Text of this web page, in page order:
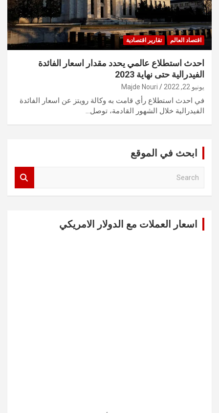
اقتصاد العالم تقارير اقتصادية
احدث استطلاع عالمي يحدد مقدار اسعار الفائدة
الفيدرالية حتى نهاية 2023
يونيو 22, 2022 Majde Nouri
في احدث استطلاع رأي قامت به وكالة رويتز عن اسعار الفائدة
الفيدرالية خلال الشهور القادمة، توصل…
ابحث في الموقع
اسعار العملات مع الدولار الامريكي